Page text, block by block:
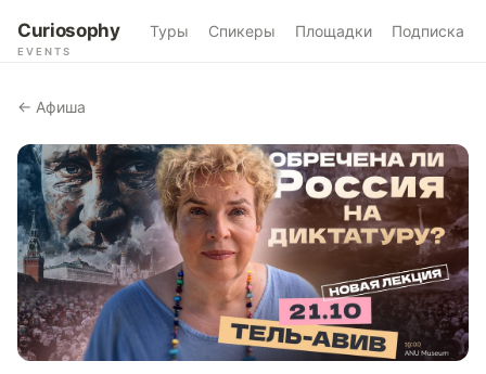
Curiosophy
EVENTS
Туры Спикеры Площадки Подписка
← Афиша